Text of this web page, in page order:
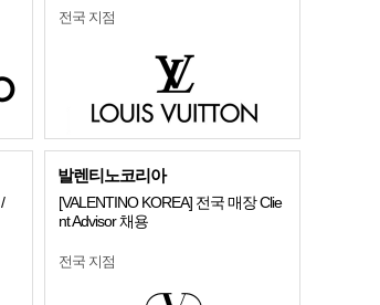
전국 지점
발렌티노코리아
[VALENTINO KOREA] 전국 매장 Clie
nt Advisor 채용
전국 지점